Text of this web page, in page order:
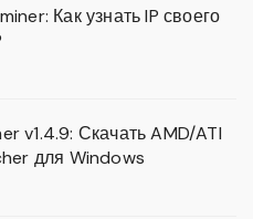
Как узнать IP своего
v1.4.9: Скачать AMD/ATI
для Windows